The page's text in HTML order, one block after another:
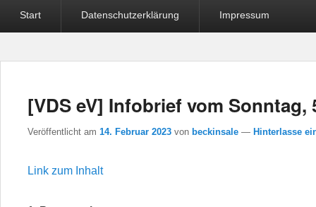
MenüStart Datenschutzerklärung Impressum
[VDS eV] Infobrief vom Sonntag,
Veröffentlicht am 14. Februar 2023 von beckinsale — Hinterlasse
Link zum Inhalt